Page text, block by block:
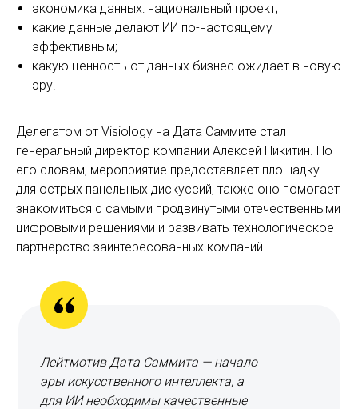
экономика данных: национальный проект;
какие данные делают ИИ по-настоящему
эффективным;
какую ценность от данных бизнес ожидает в новую
эру.
Делегатом от Visiology на Дата Саммите стал
генеральный директор компании Алексей Никитин. По
его словам, мероприятие предоставляет площадку
для острых панельных дискуссий, также оно помогает
знакомиться с самыми продвинутыми отечественными
цифровыми решениями и развивать технологическое
партнерство заинтересованных компаний.
Лейтмотив Дата Саммита — начало
эры искусственного интеллекта, а
для ИИ необходимы качественные